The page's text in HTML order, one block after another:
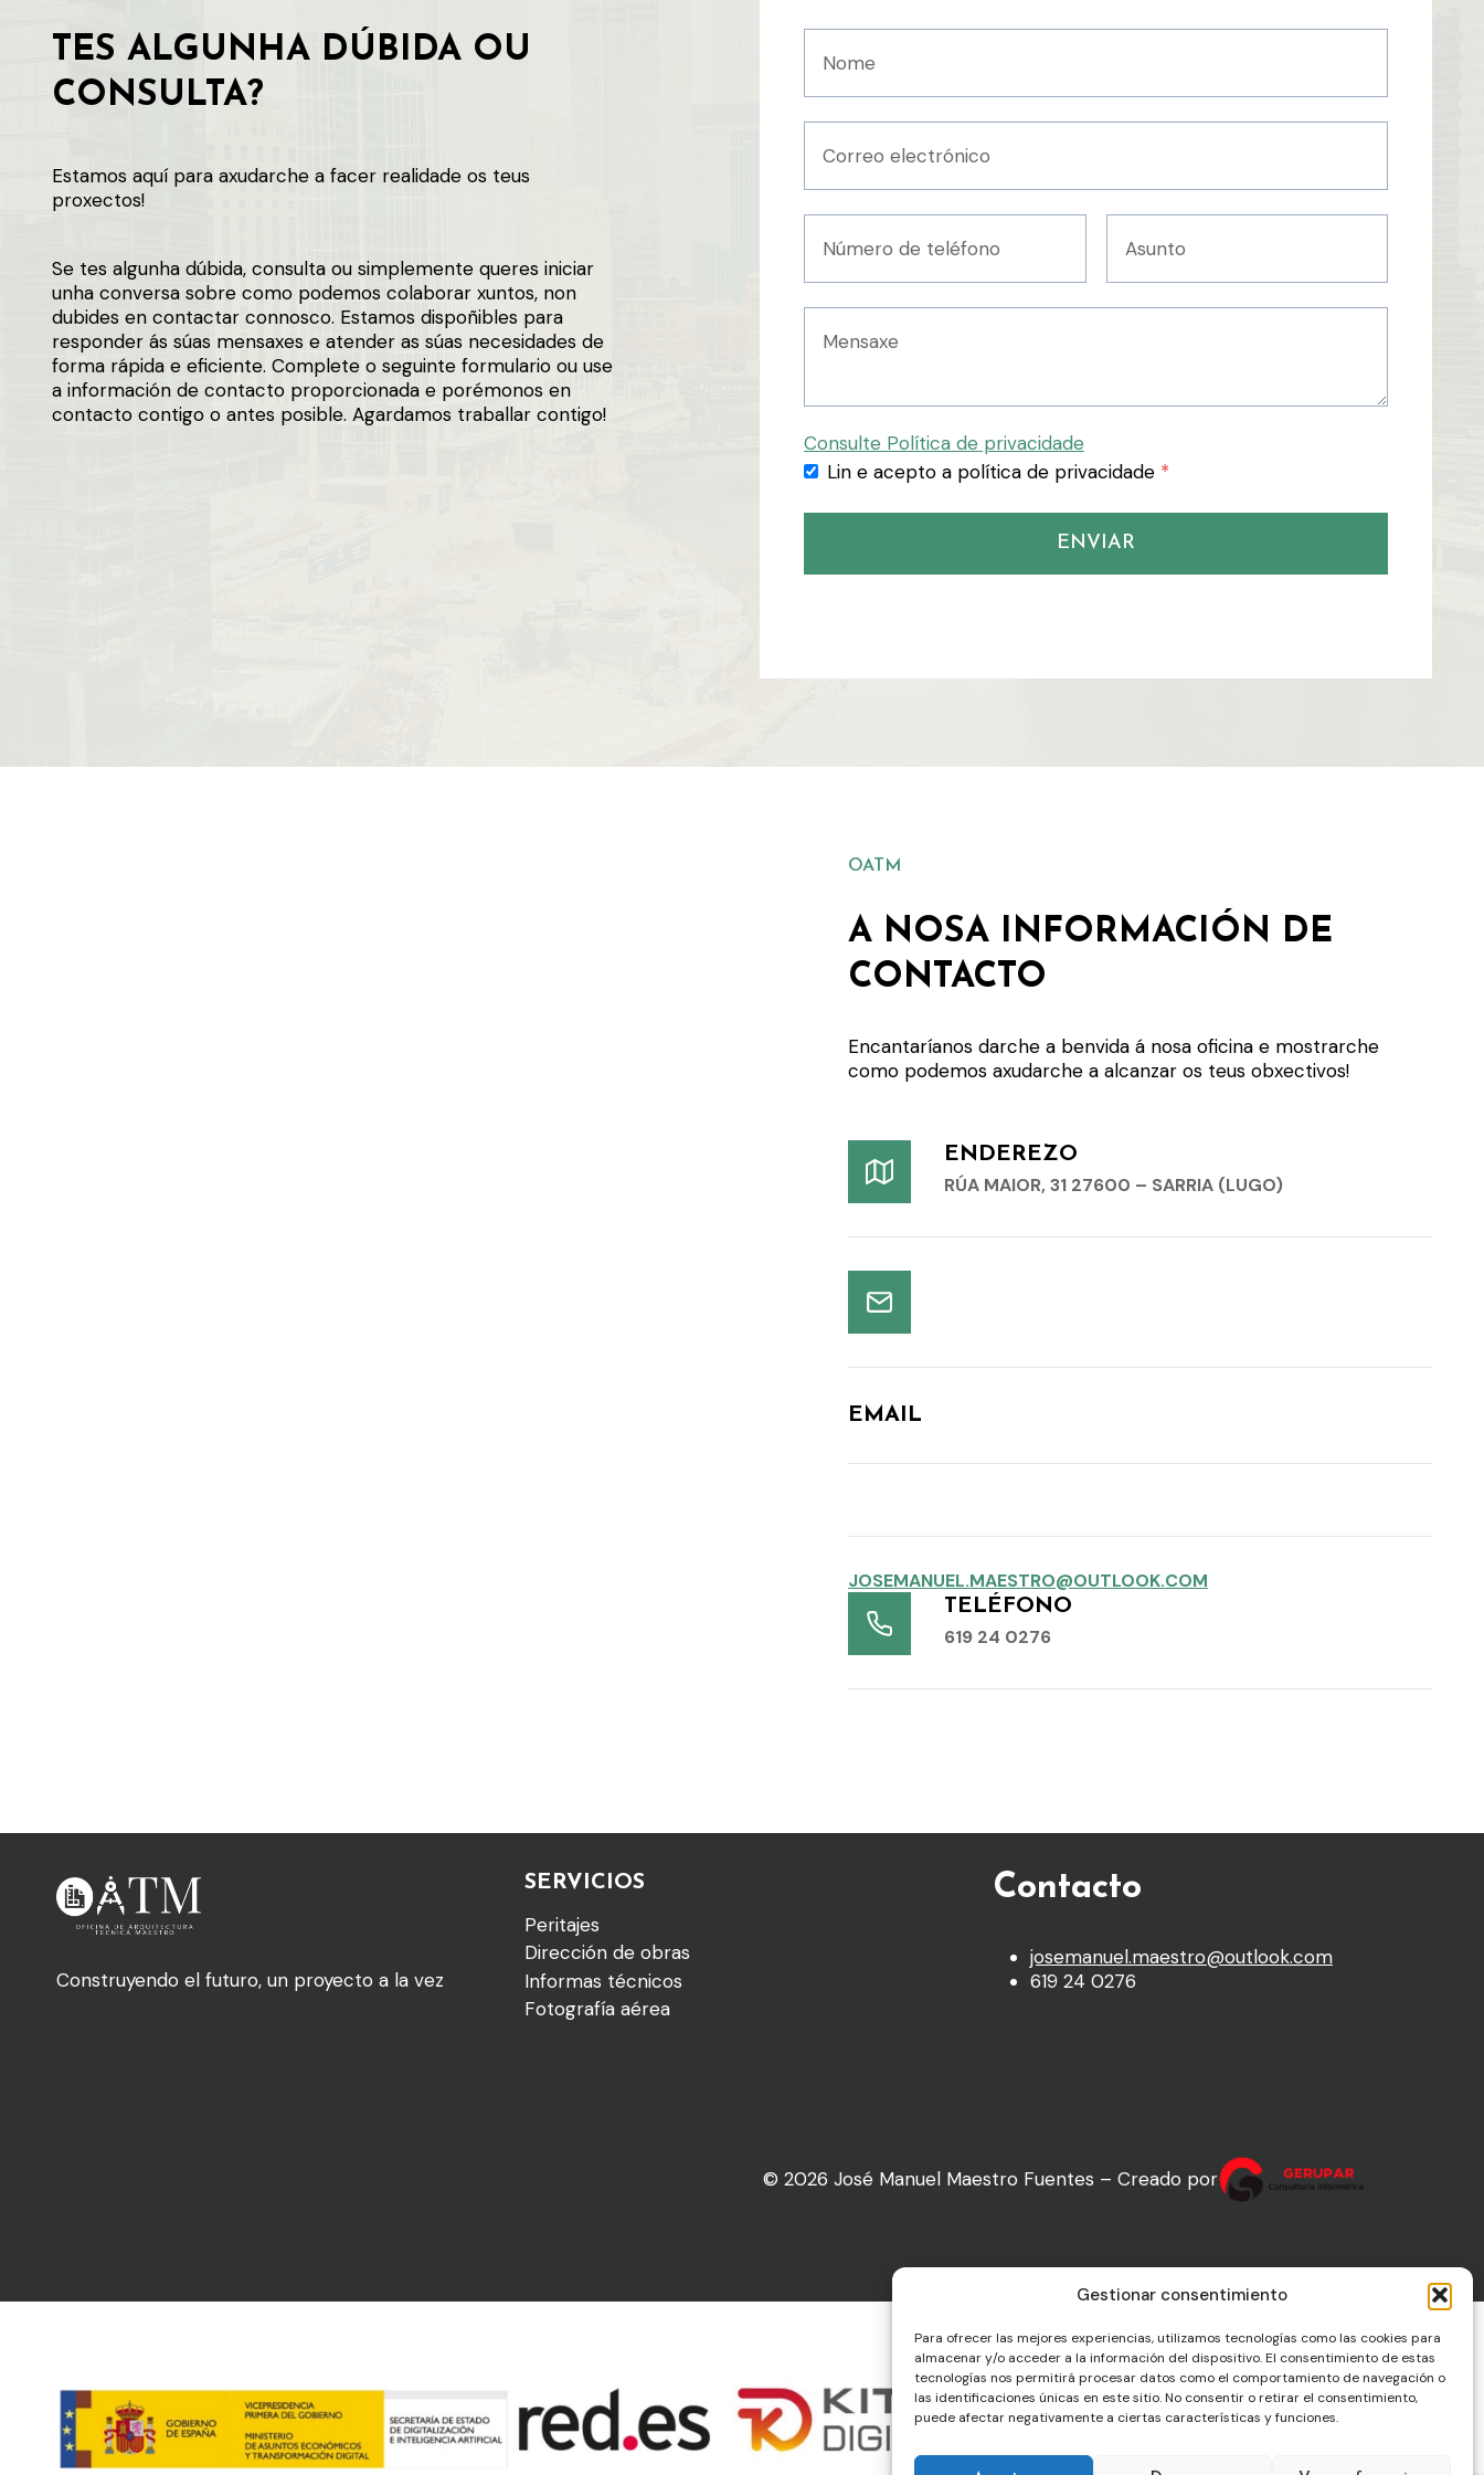
Gestionar consentimiento
Para ofrecer las mejores experiencias, utilizamos tecnologías como las cookies para
almacenar y/o acceder a la información del dispositivo. El consentimiento de estas
tecnologías nos permitirá procesar datos como el comportamiento de navegación o
las identificaciones únicas en este sitio. No consentir o retirar el consentimiento,
puede afectar negativamente a ciertas características y funciones.
TES ALGUNHA DÚBIDA OU
CONSULTA?
Estamos aquí para axudarche a facer realidade os teus
proxectos!
Se tes algunha dúbida, consulta ou simplemente queres iniciar
unha conversa sobre como podemos colaborar xuntos, non
dubides en contactar connosco. Estamos dispoñibles para
responder ás súas mensaxes e atender as súas necesidades de
forma rápida e eficiente. Complete o seguinte formulario ou use
a información de contacto proporcionada e porémonos en
contacto contigo o antes posible. Agardamos traballar contigo!
Consulte Política de privacidade
Lin e acepto a política de privacidade *
ENVIAR
OATM
A NOSA INFORMACIÓN DE
CONTACTO
Encantaríanos darche a benvida á nosa oficina e mostrarche
como podemos axudarche a alcanzar os teus obxectivos!
ENDEREZO
RÚA MAIOR, 31 27600 – SARRIA (LUGO)
EMAIL
JOSEMANUEL.MAESTRO@OUTLOOK.COM
TELÉFONO
619 24 0276
Construyendo el futuro, un proyecto a la vez
SERVICIOS
Peritajes
Dirección de obras
Informas técnicos
Fotografía aérea
Contacto
josemanuel.maestro@outlook.com
619 24 0276
© 2026 José Manuel Maestro Fuentes – Creado por